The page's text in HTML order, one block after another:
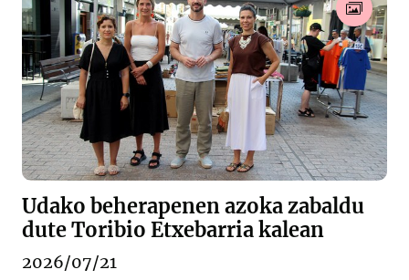
Udako beherapenen azoka zabaldu
dute Toribio Etxebarria kalean
2026/07/21